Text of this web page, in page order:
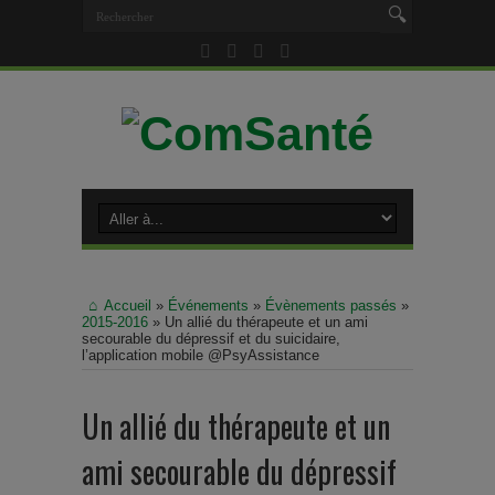
Accueil » Événements » Évènements passés »
2015-2016 » Un allié du thérapeute et un ami
secourable du dépressif et du suicidaire,
l’application mobile @PsyAssistance
Un allié du thérapeute et un
ami secourable du dépressif